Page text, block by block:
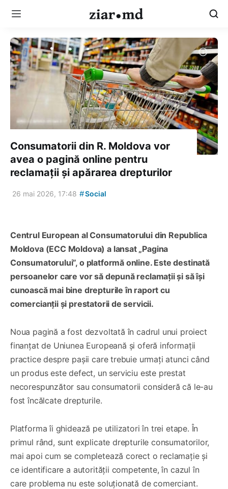
Consumatorii din R. Moldova vor
avea o pagină online pentru
reclamații și apărarea drepturilor
26 mai 2026, 17:48 #Social
Centrul European al Consumatorului din Republica
Moldova (ECC Moldova) a lansat „Pagina
Consumatorului”, o platformă online. Este destinată
persoanelor care vor să depună reclamații și să își
cunoască mai bine drepturile în raport cu
comercianții și prestatorii de servicii.
Noua pagină a fost dezvoltată în cadrul unui proiect
finanțat de Uniunea Europeană și oferă informații
practice despre pașii care trebuie urmați atunci când
un produs este defect, un serviciu este prestat
necorespunzător sau consumatorii consideră că le-au
fost încălcate drepturile.
Platforma îi ghidează pe utilizatori în trei etape. În
primul rând, sunt explicate drepturile consumatorilor,
mai apoi cum se completează corect o reclamație și
ce identificare a autorității competente, în cazul în
care problema nu este soluționată de comerciant.